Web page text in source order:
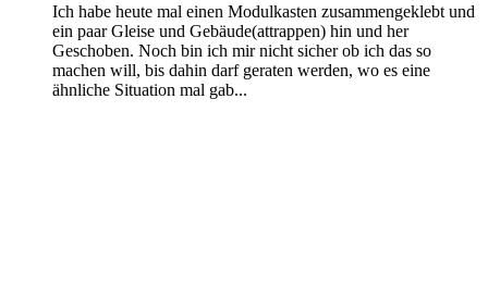
Ich habe heute mal einen Modulkasten zusammengeklebt und
ein paar Gleise und Gebäude(attrappen) hin und her
Geschoben. Noch bin ich mir nicht sicher ob ich das so
machen will, bis dahin darf geraten werden, wo es eine
ähnliche Situation mal gab...